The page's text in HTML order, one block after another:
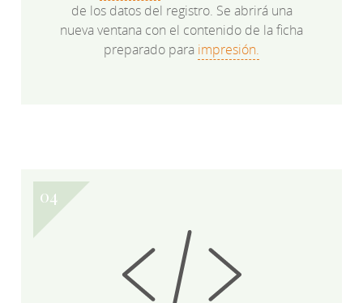
de los datos del registro. Se abrirá una
nueva ventana con el contenido de la ficha
preparado para impresión.